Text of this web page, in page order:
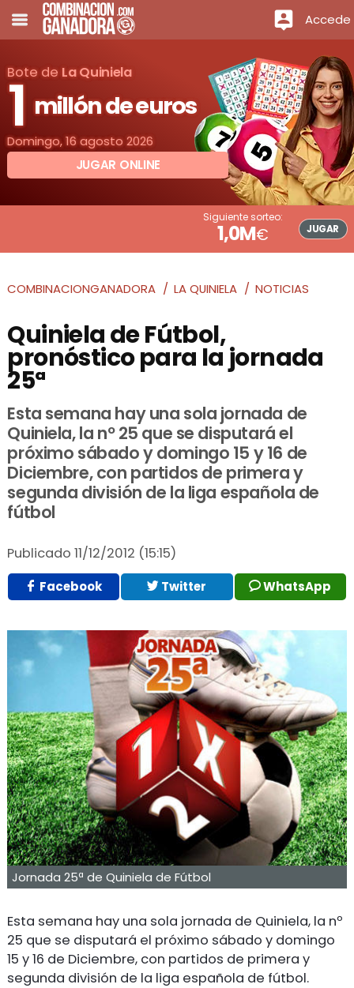
Accede
Bote de La Quiniela
1 millón de euros
Domingo, 16 agosto 2026
JUGAR ONLINE
Siguiente sorteo:
1,0M€ JUGAR
COMBINACIONGANADORA LA QUINIELA NOTICIAS
Quiniela de Fútbol,
pronóstico para la jornada
25ª
Esta semana hay una sola jornada de
Quiniela, la nº 25 que se disputará el
próximo sábado y domingo 15 y 16 de
Diciembre, con partidos de primera y
segunda división de la liga española de
fútbol
Publicado 11/12/2012 (15:15)
Facebook Twitter WhatsApp
Jornada 25ª de Quiniela de Fútbol
Esta semana hay una sola jornada de Quiniela, la nº
25 que se disputará el próximo sábado y domingo
15 y 16 de Diciembre, con partidos de primera y
segunda división de la liga española de fútbol.